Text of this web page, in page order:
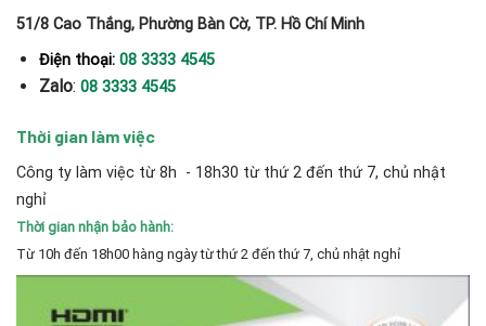
51/8 Cao Thắng, Phường Bàn Cờ, TP. Hồ Chí Minh
Điện thoại: 08 3333 4545
Zalo: 08 3333 4545
Thời gian làm việc
Công ty làm việc từ 8h - 18h30 từ thứ 2 đến thứ 7, chủ nhật
nghỉ
Thời gian nhận bảo hành:
Từ 10h đến 18h00 hàng ngày từ thứ 2 đến thứ 7, chủ nhật nghỉ